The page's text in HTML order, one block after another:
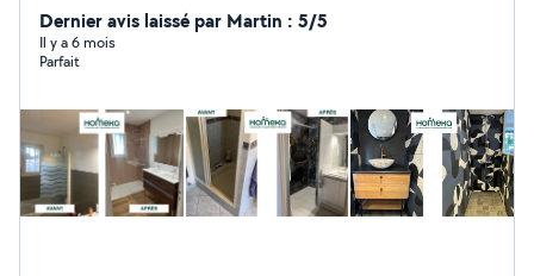
chaude, des modifications électriques, de plomberie,
de chauffage dans la maison, comme pour la réalisation
de salle de bains et de maison . Avec une assurance RC
Dernier avis laissé par Martin : 5/5
Il y a 6 mois
Parfait